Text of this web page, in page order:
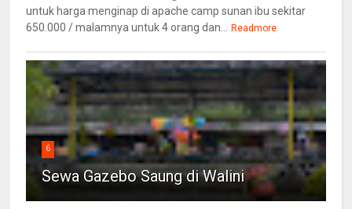
untuk harga menginap di apache camp sunan ibu sekitar
650.000 / malamnya untuk 4 orang dan...
Readmore
6
Sewa Gazebo Saung di Walini